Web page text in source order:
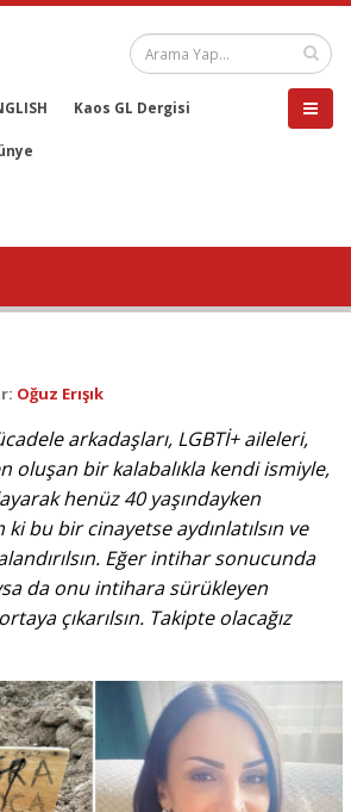
Kaos GL Dergisi
Oğuz Erışık
arkadaşları, LGBTİ+ aileleri,
oluşan bir kalabalıkla kendi ismiyle,
henüz 40 yaşındayken
ki bu bir cinayetse aydınlatılsın ve
Eğer intihar sonucunda
da onu intihara sürükleyen
çıkarılsın. Takipte olacağız